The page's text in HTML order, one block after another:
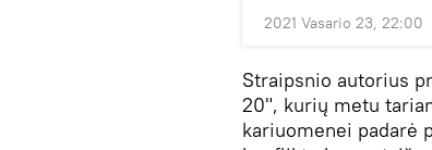
2021 Vasario 23, 22:00
Straipsnio autorius
20", kurių metu
kariuomenei padarė